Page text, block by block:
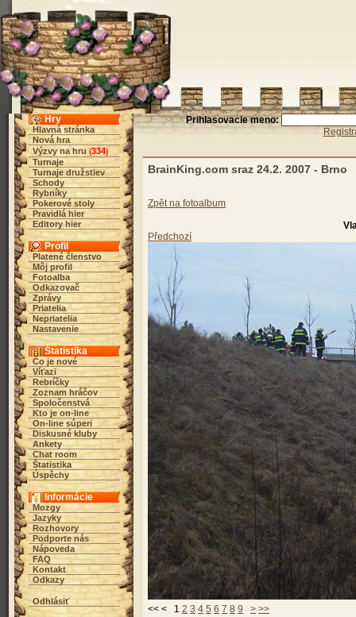
Hry
Hlavná stránka
Nová hra
Výzvy na hru (334)
Turnaje
Turnaje družstiev
Schody
Rybníky
Pokerové stoly
Pravidlá hier
Editory hier
Profil
Platené členstvo
Môj profil
Fotoalba
Odkazovač
Zprávy
Priatelia
Nepriatelia
Nastavenie
Štatistika
Čo je nové
Víťazi
Rebríčky
Zoznam hráčov
Spoločenstvá
Kto je on-line
On-line súperi
Diskusné kluby
Ankety
Chat room
Štatistika
Úspěchy
Informácie
Mozgy
Jazyky
Rozhovory
Podporte nás
Nápoveda
FAQ
Kontakt
Odkazy
Odhlásiť
Prihlasovacie meno:
BrainKing.com sraz 24.2. 2007 - Brno
Zpět na fotoalbum
Předchozí
<< < 1 2 3 4 5 6 7 8 9 > >>